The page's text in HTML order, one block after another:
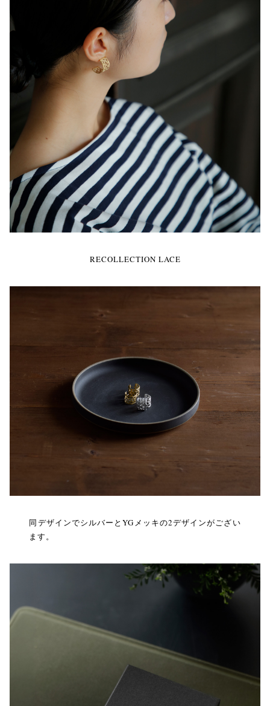
RECOLLECTION LACE
同デザインでシルバーとYGメッキの2デザインがござい
ます。